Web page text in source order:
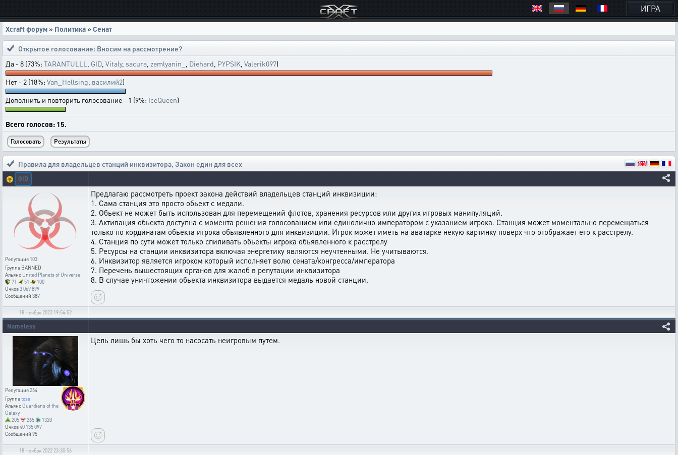
ИГРА
Xcraft форум » Политика » Сенат
Открытое голосование: Вносим на рассмотрение?
Да - 8 (73%: TARANTULLL GID Vitaly, sacura zemlyanin_ Diehard PYPSIK Valerik097)
Нет - 2 (18%: Van_Hellsing василий2)
Дополнить и повторить голосование - 1 (9%: IceQueen)
Всего голосов: 15.
Правила для владельцев станций инквизитора, Закон един для всех
☣️ GID
Репутация 103
Группа BANNED
Альянс United Planets of Universe
71
51
100
Очков3 069 899
Сообщений 387
Предлагаю рассмотреть проект закона действий владельцев станций инквизиции:
1. Сама станция это просто обьект с медали.
2. Обьект не может быть использован для перемещений флотов, хранения ресурсов или других игровых манипуляций.
3. Активация обьекта доступна с момента решения голосованием или единолично императором с указанием игрока. Станция может моментально перемещаться
только по кординатам обьекта игрока обьявленного для инквизиции. Игрок может иметь на аватарке некую картинку поверх что отображает его к расстрелу.
4. Станция по сути может только спиливать обьекты игрока обьявленного к расстрелу
5. Ресурсы на станции инквизитора включая энергетику являются неучтенными. Не учитываются.
6. Инквизитор является игроком который исполняет волю сената/конгресса/императора
7. Перечень вышестоящих органов для жалоб в репутации инквизитора
8. В случае уничтожении обьекта инквизитора выдается медаль новой станции.
18 Ноября 2022 19:54:52
Nameless
Репутация264
Группаtoss
АльянсGuardians of the
Galaxy
205
265
1320
Очков40 135 097
Сообщений 95
Цель лишь бы хоть чего то насосать неигровым путем.
18 Ноября 2022 23:30:56